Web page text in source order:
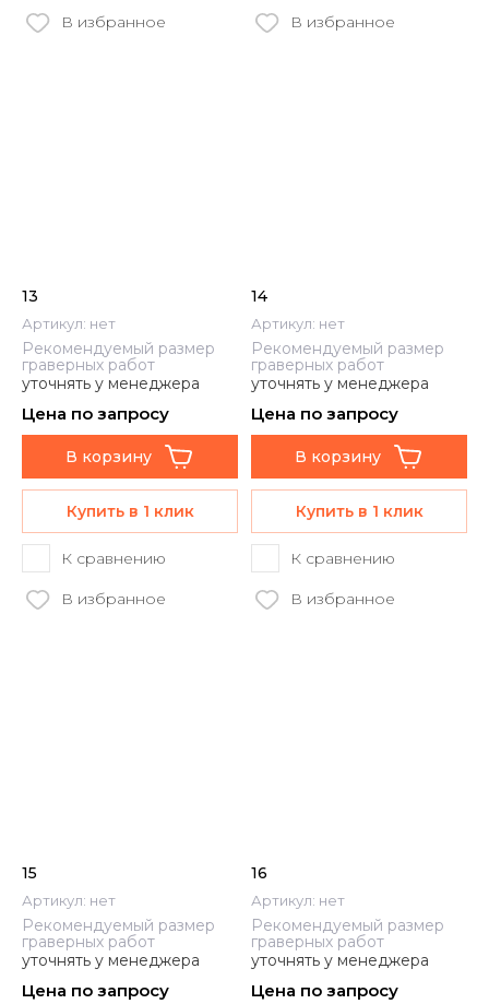
В избранное В избранное
13
Артикул: нет
Рекомендуемый размер
граверных работ
уточнять у менеджера
Цена по запросу
В корзину
Купить в 1 клик
К сравнению
В избранное
14
Артикул: нет
Рекомендуемый размер
граверных работ
уточнять у менеджера
Цена по запросу
В корзину
Купить в 1 клик
К сравнению
В избранное
15
Артикул: нет
Рекомендуемый размер
граверных работ
уточнять у менеджера
Цена по запросу
16
Артикул: нет
Рекомендуемый размер
граверных работ
уточнять у менеджера
Цена по запросу